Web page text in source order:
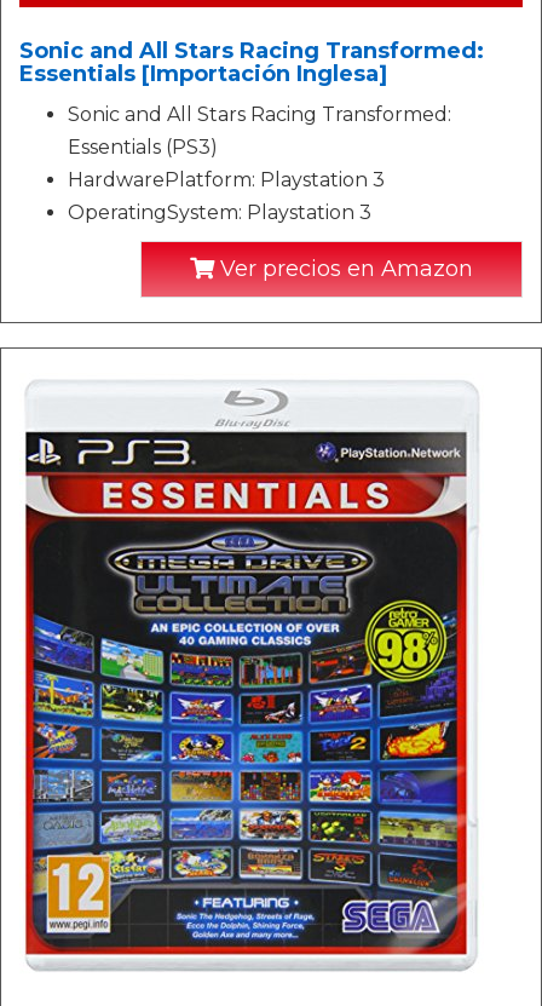
Sonic and All Stars Racing Transformed:
Essentials [Importación Inglesa]
Sonic and All Stars Racing Transformed:
Essentials (PS3)
HardwarePlatform: Playstation 3
OperatingSystem: Playstation 3
Ver precios en Amazon